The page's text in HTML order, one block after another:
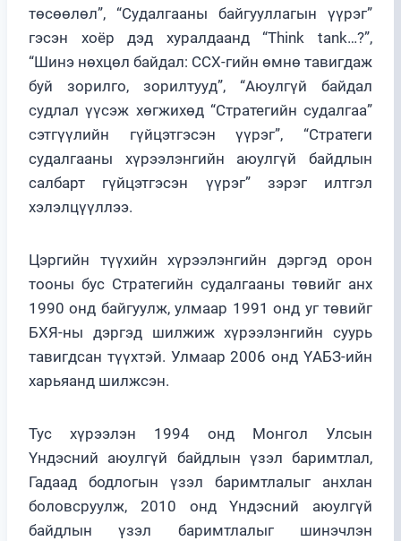
төсөөлөл”, “Судалгааны байгууллагын үүрэг”
гэсэн хоёр дэд хуралдаанд “Think tank…?”,
“Шинэ нөхцөл байдал: ССХ-гийн өмнө тавигдаж
буй зорилго, зорилтууд”, “Аюулгүй байдал
судлал үүсэж хөгжихөд “Стратегийн судалгаа”
сэтгүүлийн гүйцэтгэсэн үүрэг”, “Стратеги
судалгааны хүрээлэнгийн аюулгүй байдлын
салбарт гүйцэтгэсэн үүрэг” зэрэг илтгэл
хэлэлцүүллээ.
Цэргийн түүхийн хүрээлэнгийн дэргэд орон
тооны бус Стратегийн судалгааны төвийг анх
1990 онд байгуулж, улмаар 1991 онд уг төвийг
БХЯ-ны дэргэд шилжиж хүрээлэнгийн суурь
тавигдсан түүхтэй. Улмаар 2006 онд ҮАБЗ-ийн
харьяанд шилжсэн.
Тус хүрээлэн 1994 онд Монгол Улсын
Үндэсний аюулгүй байдлын үзэл баримтлал,
Гадаад бодлогын үзэл баримтлалыг анхлан
боловсруулж, 2010 онд Үндэсний аюулгүй
байдлын үзэл баримтлалыг шинэчлэн